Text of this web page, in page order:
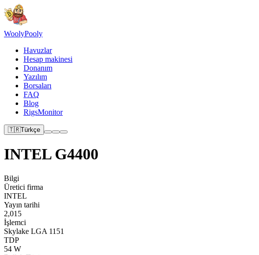
WoolyPooly
Havuzlar
Hesap makinesi
Donanım
Yazılım
Borsaları
FAQ
Blog
RigsMonitor
🇹🇷Türkçe
INTEL G4400
Bilgi
Üretici firma
INTEL
Yayın tarihi
2,015
İşlemci
Skylake LGA 1151
TDP
54 W